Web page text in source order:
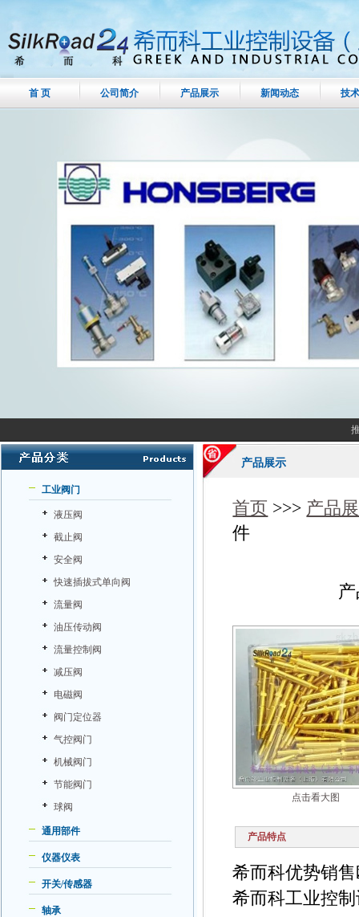
首 页 公司简介 产品展示 新闻动态 技
工业阀门
液压阀
截止阀
安全阀
快速插拔式单向阀
流量阀
油压传动阀
流量控制阀
减压阀
电磁阀
阀门定位器
气控阀门
机械阀门
节能阀门
球阀
通用部件
仪器仪表
开关/传感器
轴承
产品展示
首页 >>> 产品
件
点击看大图
产品特点
希而科优势销
希而科工业控